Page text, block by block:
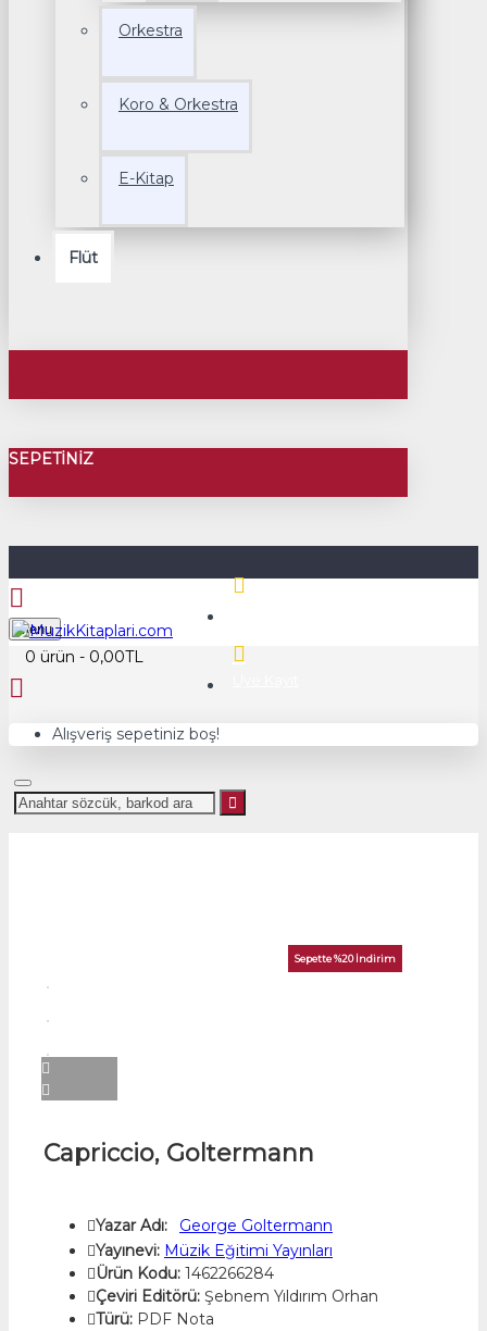
Orkestra
Koro & Orkestra
E-Kitap
Flüt
SEPETINIZ
Menu
0 ürün - 0,00TL
Alışveriş sepetiniz boş!
Sepette %20 İndirim
Capriccio, Goltermann
Yazar Adı:
George Goltermann
Yayınevi: Müzik Eğitimi Yayınları
Ürün Kodu: 1462266284
Çeviri Editörü: Şebnem Yıldırım Orhan
Türü: PDF Nota